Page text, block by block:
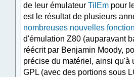
de leur émulateur TilEm pour
est le résultat de plusieurs
nombreuses nouvelles
d'émulation Z80 (auparavant
réécrit par Benjamin Moody,
précise du matériel, ainsi qu'à
GPL (avec des portions sous